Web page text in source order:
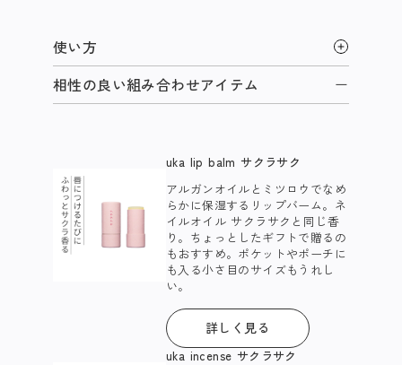
使い方
相性の良い組み合わせアイテム
uka lip balm サクラサク
アルガンオイルとミツロウでなめ
らかに保湿するリップバーム。ネ
イルオイル サクラサクと同じ香
り。ちょっとしたギフトで贈るの
もおすすめ。ポケットやポーチに
も入る小さ目のサイズもうれし
い。​
詳しく見る
uka incense サクラサク